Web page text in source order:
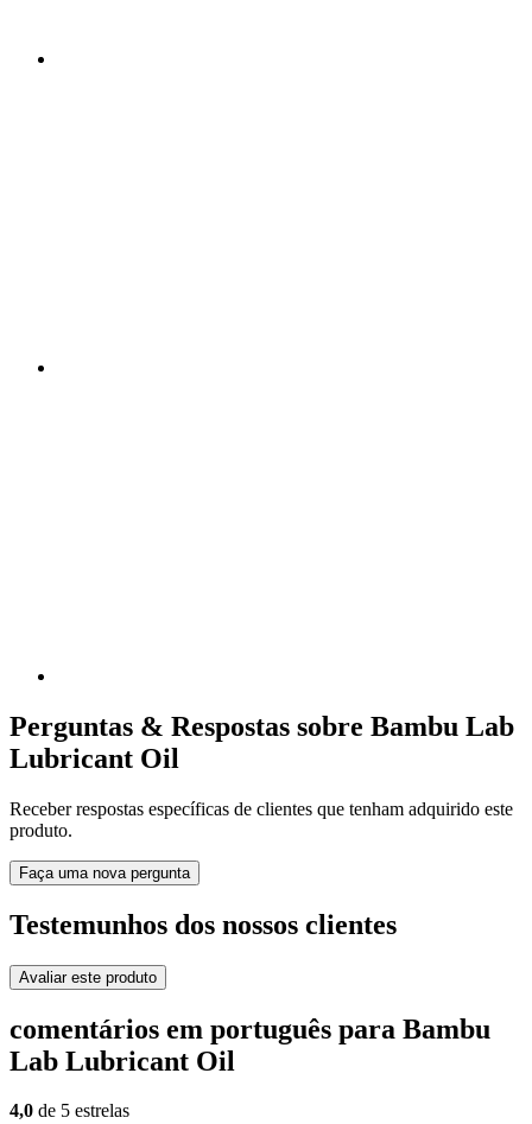
Perguntas & Respostas sobre Bambu Lab
Lubricant Oil
Receber respostas específicas de clientes que tenham adquirido este
produto.
Faça uma nova pergunta
Testemunhos dos nossos clientes
Avaliar este produto
comentários em português para Bambu
Lab Lubricant Oil
4,0 de 5 estrelas